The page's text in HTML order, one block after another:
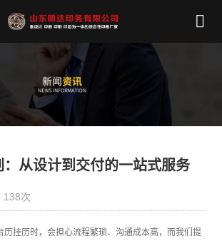
：从设计到交付的一站式服务​
138次
历挂历时，会担心流程繁琐、沟通成本高，而我们提